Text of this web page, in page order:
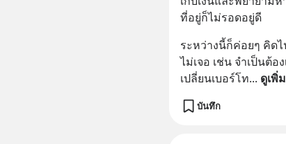
ที่อยู่ก็ไม่รอดอยู่ดี
ระหว่างนี้ก็ค่อยๆ คิด
ไม่เจอ เช่น จำเป็นต้
เปลี่ยนเบอร์โท... ดูเพิ่
บันทึก